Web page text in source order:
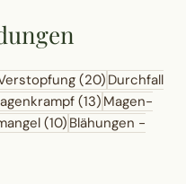
(20) Durchfall
(13) Magen-
(10) Blähungen -